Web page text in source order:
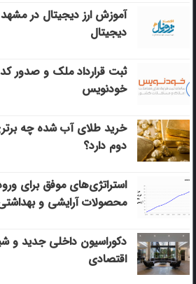
آموزش ارز دیجیتال در مشهد
دیجیتال
ثبت قرارداد ملک و صدور کد
خودنویس
خرید طلای آب شده چه
دوم دارد؟
استراتژی‌های موفق برای ورود
محصولات آرایشی و بهداشتی
دکوراسیون داخلی جدید و
اقتصادی